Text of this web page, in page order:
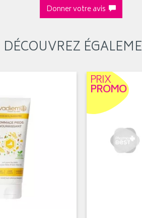
Donner votre avis
DÉCOUVREZ
PRIX
PROMO